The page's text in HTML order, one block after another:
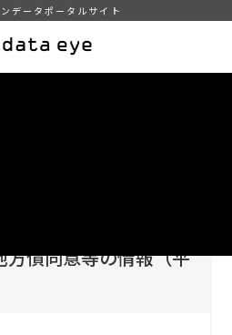
データポータルサイト
方債同意等の情報（平